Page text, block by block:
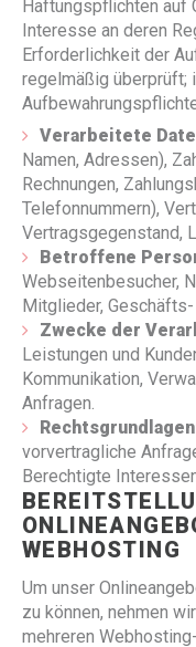
Haftungspflichten auf
Interesse an deren
Erforderlichkeit der
regelmäßig überprüft;
Verarbeitete
Namen, Adressen),
Rechnungen,
Telefonnummern),
Vertragsgegenstand,
Betroffene
Webseitenbesucher,
Mitglieder,
Zwecke der
Leistungen und
Kommunikation,
Anfragen.
vorvertragliche
Berechtigte
WEBHOSTING
Um unser
zu können, nehmen
mehreren